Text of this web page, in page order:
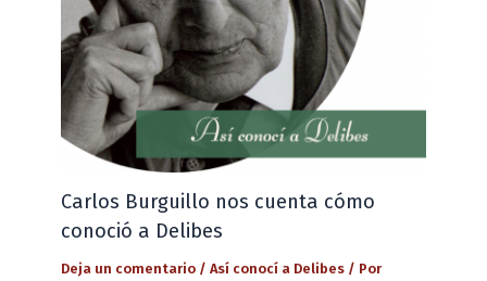
Carlos Burguillo nos cuenta cómo
conoció a Delibes
Deja un comentario /Así conocí a Delibes / Por